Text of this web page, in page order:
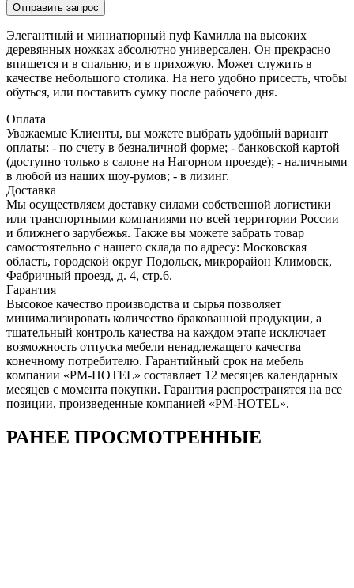
Отправить запрос
Элегантный и миниатюрный пуф Камилла на высоких
деревянных ножках абсолютно универсален. Он прекрасно
впишется и в спальню, и в прихожую. Может служить в
качестве небольшого столика. На него удобно присесть, чтобы
обуться, или поставить сумку после рабочего дня.
Оплата
Уважаемые Клиенты, вы можете выбрать удобный вариант
оплаты: - по счету в безналичной форме; - банковской картой
(доступно только в салоне на Нагорном проезде); - наличными
в любой из наших шоу-румов; - в лизинг.
Доставка
Мы осуществляем доставку силами собственной логистики
или транспортными компаниями по всей территории России
и ближнего зарубежья. Также вы можете забрать товар
самостоятельно с нашего склада по адресу: Московская
область, городcкой округ Подольск, микрорайон Климовск,
Фабричный проезд, д. 4, стр.6.
Гарантия
Высокое качество производства и сырья позволяет
минимализировать количество бракованной продукции, а
тщательный контроль качества на каждом этапе исключает
возможность отпуска мебели ненадлежащего качества
конечному потребителю. Гарантийный срок на мебель
компании «PM-HOTEL» составляет 12 месяцев календарных
месяцев с момента покупки. Гарантия распространятся на все
позиции, произведенные компанией «PM-HOTEL».
РАНЕЕ ПРОСМОТРЕННЫЕ